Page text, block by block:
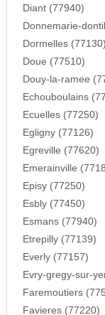
Diant (77940)
Donnemarie-
Dormelles (77130)
Doue (77510)
Douy-la-ramee
Echouboulains
Ecuelles (77250)
Egligny (77126)
Egreville (77620)
Emerainville
Episy (77250)
Esbly (77450)
Esmans (77940)
Etrepilly (77139)
Everly (77157)
Evry-gregy-sur-
Faremoutiers
Favieres (77220)